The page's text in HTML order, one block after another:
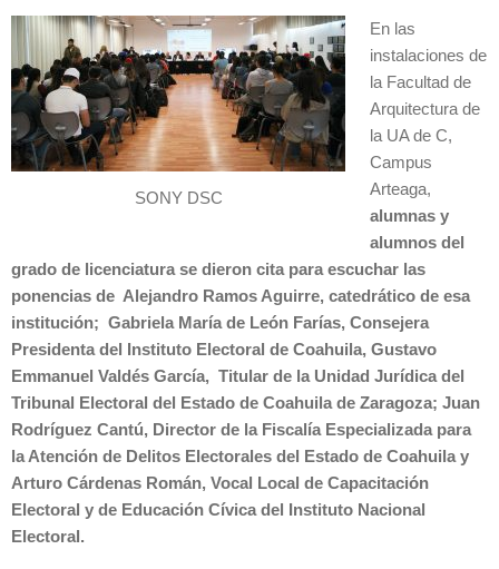
SONY DSC
En las
instalaciones de
la Facultad de
Arquitectura de
la UA de C,
Campus
Arteaga,
alumnas y
alumnos del
grado de licenciatura se dieron cita para escuchar las
ponencias de Alejandro Ramos Aguirre, catedrático de esa
institución; Gabriela María de León Farías, Consejera
Presidenta del Instituto Electoral de Coahuila, Gustavo
Emmanuel Valdés García, Titular de la Unidad Jurídica del
Tribunal Electoral del Estado de Coahuila de Zaragoza; Juan
Rodríguez Cantú, Director de la Fiscalía Especializada para
la Atención de Delitos Electorales del Estado de Coahuila y
Arturo Cárdenas Román, Vocal Local de Capacitación
Electoral y de Educación Cívica del Instituto Nacional
Electoral.